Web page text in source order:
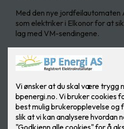
Med den nye jordfeilautomaten
som elektriker i Elkonor for at
lag med VM-sendingene.